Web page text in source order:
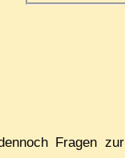
Fra­gen